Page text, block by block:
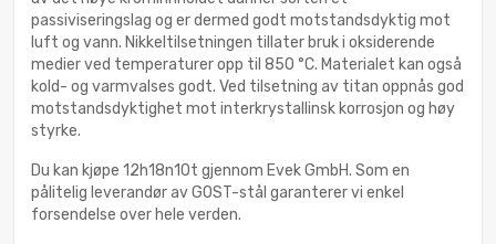
passiviseringslag og er dermed godt motstandsdyktig mot
luft og vann. Nikkeltilsetningen tillater bruk i oksiderende
medier ved temperaturer opp til 850 °C. Materialet kan også
kold- og varmvalses godt. Ved tilsetning av titan oppnås god
motstandsdyktighet mot interkrystallinsk korrosjon og høy
styrke.
Du kan kjøpe 12h18n10t gjennom Evek GmbH. Som en
pålitelig leverandør av GOST-stål garanterer vi enkel
forsendelse over hele verden.